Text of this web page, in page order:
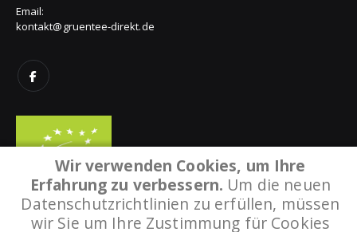
Wir verwenden Cookies, um Ihre
Erfahrung zu verbessern. Um die neuen
Datenschutzrichtlinien zu erfüllen, müssen
wir Sie um Ihre Zustimmung für Cookies
Email:
kontakt@gruentee-direkt.de